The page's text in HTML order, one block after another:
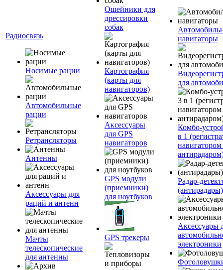
Радиосвязь
Носимые рации
Автомобильные
рации
Ретрансляторы
Антенны
Аксессуары для
раций и антенн
Мачты
телескопические
для антенны
Ошейники для
дрессировки
собак
Картография
(карты для
навигаторов)
Аксессуары
для GPS
навигаторов
GPS модули
(приемники)
для ноутбуков
GPS трекеры
навигаторы
для
Комбо-
в 1
Радар-
(антирадары)
Аксессуары
электроники